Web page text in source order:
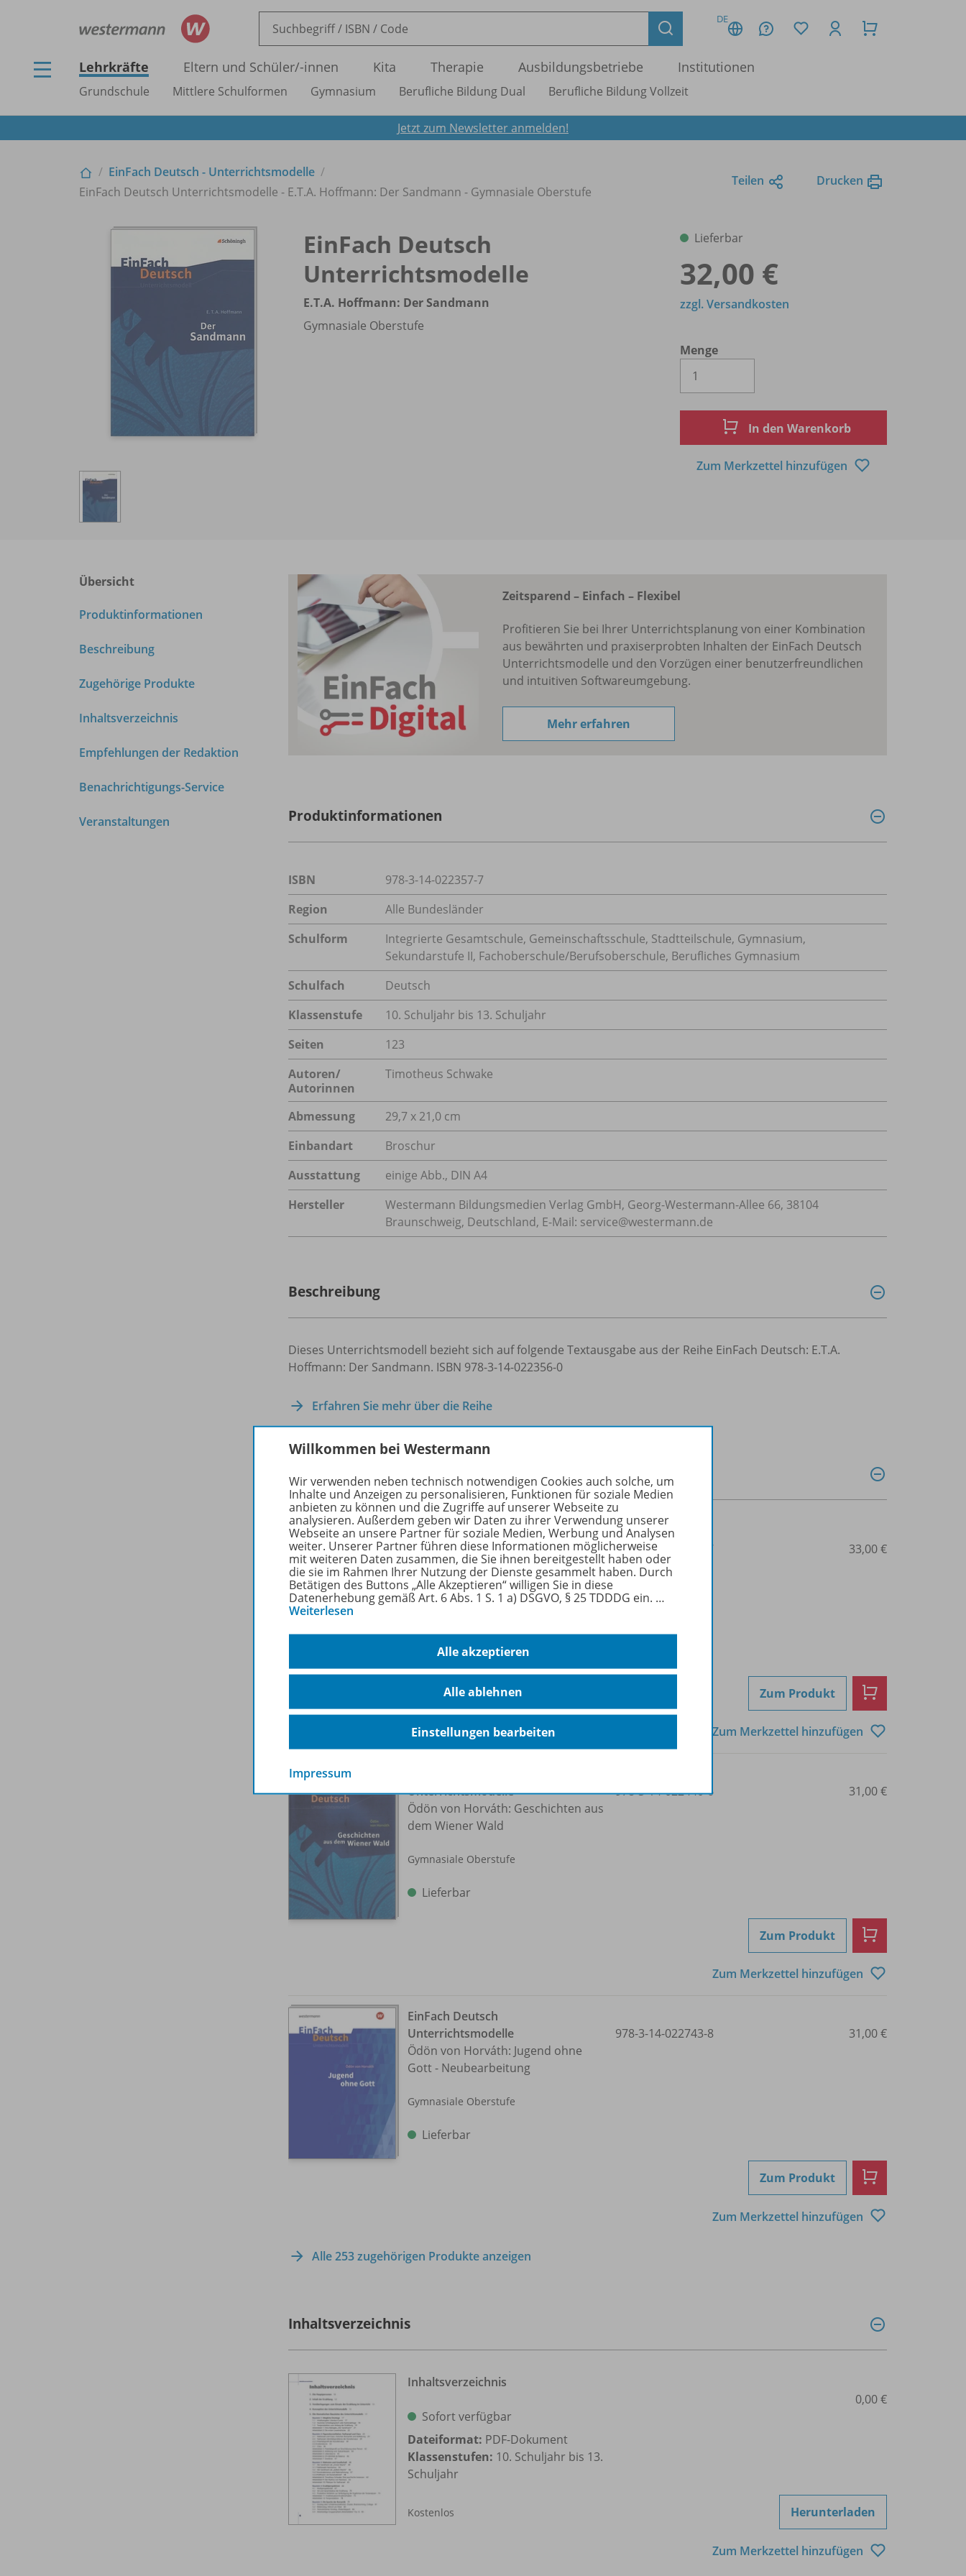
DE
Lehrkräfte Eltern und Schüler/-innen Kita Therapie Ausbildungsbetriebe Institutionen
Grundschule Mittlere Schulformen Gymnasium Berufliche Bildung Dual Berufliche Bildung Vollzeit
Jetzt zum Newsletter anmelden!
EinFach Deutsch - Unterrichtsmodelle
EinFach Deutsch Unterrichtsmodelle - E.T.A. Hoffmann: Der Sandmann - Gymnasiale Oberstufe
Teilen Drucken
EinFach Deutsch
Unterrichtsmodelle
E.T.A. Hoffmann: Der Sandmann
Gymnasiale Oberstufe
Lieferbar
32,00 €
Menge
zzgl. Versandkosten
In den Warenkorb
Zum Merkzettel hinzufügen
Übersicht
Produktinformationen
Beschreibung
Zugehörige Produkte
Inhaltsverzeichnis
Empfehlungen der Redaktion
Benachrichtigungs-Service
Veranstaltungen
Zeitsparend – Einfach – Flexibel
Profitieren Sie bei Ihrer Unterrichtsplanung von einer Kombination
aus bewährten und praxiserprobten Inhalten der EinFach Deutsch
Unterrichtsmodelle und den Vorzügen einer benutzerfreundlichen
und intuitiven Softwareumgebung.
Mehr erfahren
Produktinformationen
ISBN
978-3-14-022357-7
Region
Alle Bundesländer
Schulform
Integrierte Gesamtschule, Gemeinschaftsschule, Stadtteilschule, Gymnasium,
Sekundarstufe II, Fachoberschule/Berufsoberschule, Berufliches Gymnasium
Schulfach
Deutsch
Klassenstufe
10. Schuljahr bis 13. Schuljahr
Seiten
123
Autoren/
Autorinnen
Timotheus Schwake
Abmessung
29,7 x 21,0 cm
Einbandart
Broschur
Ausstattung
einige Abb., DIN A4
Hersteller
Westermann Bildungsmedien Verlag GmbH, Georg-Westermann-Allee 66, 38104
Braunschweig, Deutschland, E-Mail: service@westermann.de
Beschreibung
Dieses Unterrichtsmodell bezieht sich auf folgende Textausgabe aus der Reihe EinFach Deutsch: E.T.A.
Hoffmann: Der Sandmann. ISBN 978-3-14-022356-0
Erfahren Sie mehr über die Reihe
Zugehörige Produkte
EinFach Deutsch
Unterrichtsmodelle
E.T.A. Hoffmann: Klein Zaches
genannt Zinnober
Lieferbar
978-3-14-022568-7 33,00 €
Zum Produkt
Zum Merkzettel hinzufügen
Unterrichtsmodelle
Ödön von Horváth: Geschichten aus
dem Wiener Wald
Gymnasiale Oberstufe
Lieferbar
978-3-14-022440-6 31,00 €
Zum Produkt
Zum Merkzettel hinzufügen
EinFach Deutsch
Unterrichtsmodelle
Ödön von Horváth: Jugend ohne
Gott - Neubearbeitung
Gymnasiale Oberstufe
Lieferbar
978-3-14-022743-8 31,00 €
Zum Produkt
Zum Merkzettel hinzufügen
Alle 253 zugehörigen Produkte anzeigen
Inhaltsverzeichnis
Inhaltsverzeichnis
Sofort verfügbar
Dateiformat: PDF-Dokument
Klassenstufen: 10. Schuljahr bis 13.
Schuljahr
Kostenlos
0,00 €
Herunterladen
Zum Merkzettel hinzufügen
Willkommen bei Westermann
Wir verwenden neben technisch notwendigen Cookies auch solche, um
Inhalte und Anzeigen zu personalisieren, Funktionen für soziale Medien
anbieten zu können und die Zugriffe auf unserer Webseite zu
analysieren. Außerdem geben wir Daten zu ihrer Verwendung unserer
Webseite an unsere Partner für soziale Medien, Werbung und Analysen
weiter. Unserer Partner führen diese Informationen möglicherweise
mit weiteren Daten zusammen, die Sie ihnen bereitgestellt haben oder
die sie im Rahmen Ihrer Nutzung der Dienste gesammelt haben. Durch
Betätigen des Buttons „Alle Akzeptieren“ willigen Sie in diese
Datenerhebung gemäß Art. 6 Abs. 1 S. 1 a) DSGVO, § 25 TDDDG ein. …
Weiterlesen
Alle akzeptieren
Alle ablehnen
Einstellungen bearbeiten
Impressum